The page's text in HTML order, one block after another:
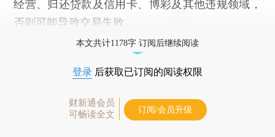
经营、归还贷款及信用卡、博彩及其他违规领域，
否则可能导致交易失败。
本文共计1178字 订阅后继续阅读
登录 后获取已订阅的阅读权限
财新通会员
可畅读全文
订阅/会员升级